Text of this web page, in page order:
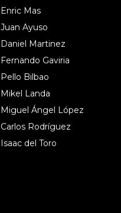
Enric Mas
Juan Ayuso
Daniel Martinez
Fernando Gaviria
Pello Bilbao
Mikel Landa
Miguel Ángel López
Carlos Rodríguez
Isaac del Toro